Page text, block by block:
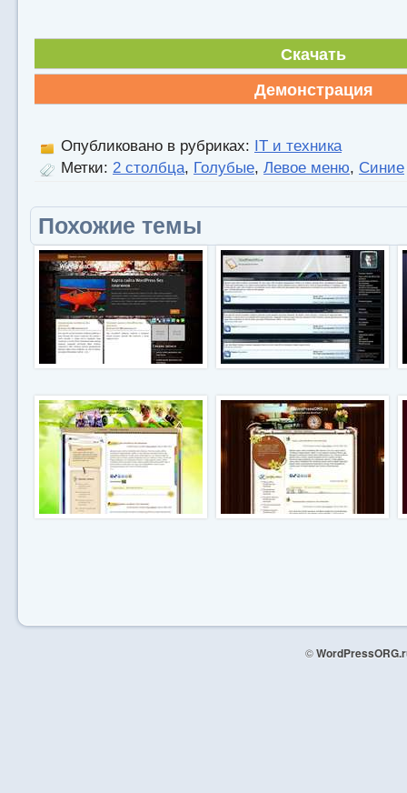
Скачать
Демонстрация
Опубликовано в рубриках: IT и техника
Метки: 2 столбца, Голубые, Левое меню, Синие
Похожие темы
©